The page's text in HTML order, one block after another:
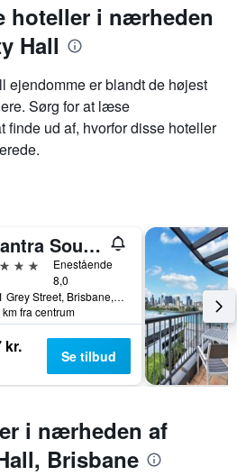
hoteller i nærheden
Hall
ejendomme er blandt de højest
Sørg for at læse
finde ud af, hvorfor disse hoteller
Mantra South Bank Brisbane
Enestående
8,0
161 Grey Street, Brisbane, QLD, Australien
km fra centrum
kr. Se tilbud
i nærheden af
Brisbane